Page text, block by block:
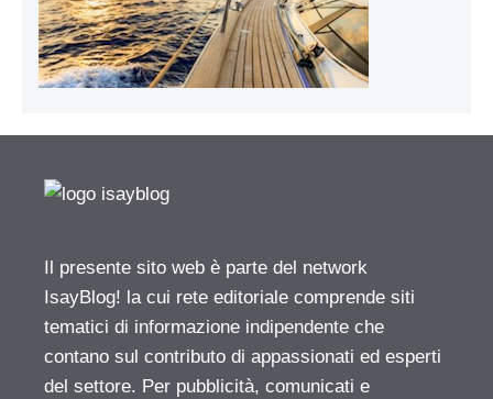
Il presente sito web è parte del network
IsayBlog! la cui rete editoriale comprende siti
tematici di informazione indipendente che
contano sul contributo di appassionati ed esperti
del settore. Per pubblicità, comunicati e